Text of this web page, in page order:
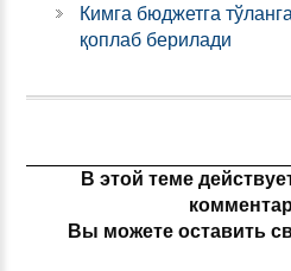
Кимга бюджетга
қоплаб берилади
В этой теме
Вы можете оставить